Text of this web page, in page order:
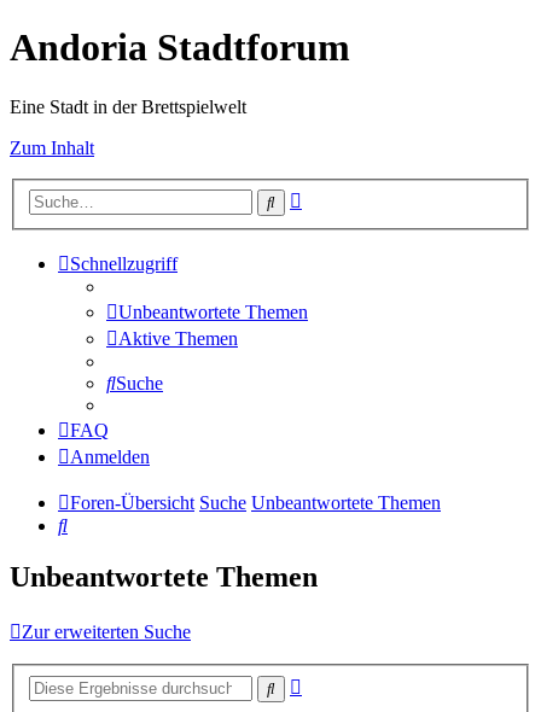
Andoria Stadtforum
Eine Stadt in der Brettspielwelt
Zum Inhalt
Suche
Schnellzugriff
Unbeantwortete Themen
Aktive Themen
Suche
FAQ
Anmelden
Foren-Übersicht Suche Unbeantwortete Themen
Suche
Unbeantwortete Themen
Zur erweiterten Suche
Suche